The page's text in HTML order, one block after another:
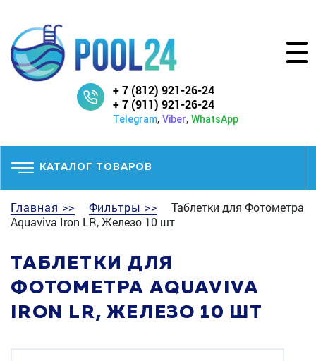
+ 7 (812) 921-26-24
+ 7 (911) 921-26-24
Telegram, Viber, WhatsApp
КАТАЛОГ ТОВАРОВ
Главная >> Фильтры >>
Таблетки для Фотометра
Aquaviva Iron LR, Железо 10 шт
ТАБЛЕТКИ ДЛЯ
ФОТОМЕТРА AQUAVIVA
IRON LR, ЖЕЛЕЗО 10 ШТ